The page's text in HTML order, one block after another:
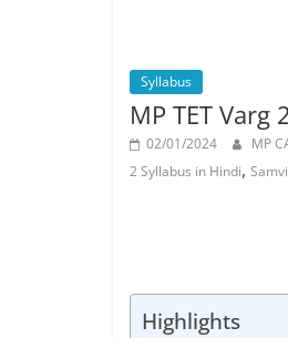
Syllabus
MP TET Varg 2
02/01/2024 MP
2 Syllabus in Hindi,
Highlights